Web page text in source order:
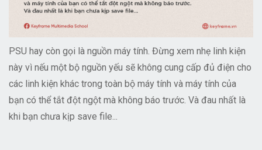
PSU hay còn gọi là nguồn máy tính. Đừng xem nhẹ linh kiện
này vì nếu một bộ nguồn yếu sẽ không cung cấp đủ điện cho
các linh kiện khác trong toàn bộ máy tính và máy tính của
bạn có thể tắt đột ngột mà không báo trước. Và đau nhất là
khi bạn chưa kịp save file...